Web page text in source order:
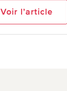
Voir l’article